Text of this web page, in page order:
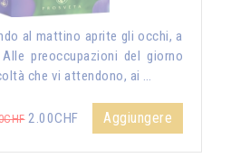
al mattino aprite gli occhi, a
preoccupazioni del giorno
che vi attendono, ai …
2.00CHF Aggiungere